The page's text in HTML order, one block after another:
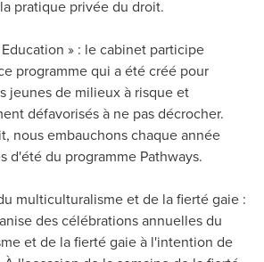
pratique privée du droit.
» : le cabinet participe
programme qui a été créé pour
jeunes de milieux à risque et
défavorisés à ne pas décrocher.
nous embauchons chaque année
d'été du programme Pathways.
multiculturalisme et de la fierté gaie :
des célébrations annuelles du
et de la fierté gaie à l'intention de